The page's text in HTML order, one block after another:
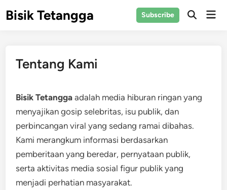
toBisik Tetangga Subscribe
Open
Tentang Kami
Bisik Tetangga adalah media hiburan ringan yang
menyajikan gosip selebritas, isu publik, dan
perbincangan viral yang sedang ramai dibahas.
Kami merangkum informasi berdasarkan
pemberitaan yang beredar, pernyataan publik,
serta aktivitas media sosial figur publik yang
menjadi perhatian masyarakat.